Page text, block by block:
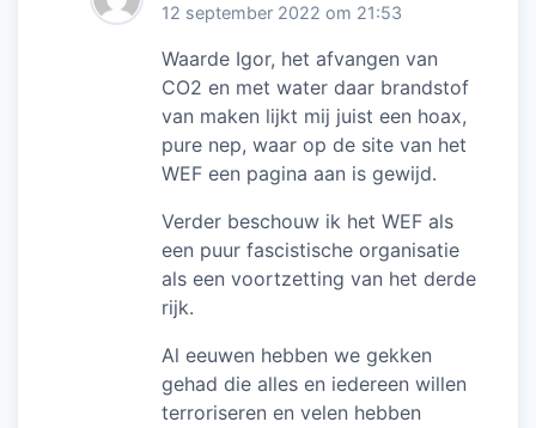
12 september 2022 om 21:53
Waarde Igor, het afvangen van
CO2 en met water daar brandstof
van maken lijkt mij juist een hoax,
pure nep, waar op de site van het
WEF een pagina aan is gewijd.
Verder beschouw ik het WEF als
een puur fascistische organisatie
als een voortzetting van het derde
rijk.
Al eeuwen hebben we gekken
gehad die alles en iedereen willen
terroriseren en velen hebben